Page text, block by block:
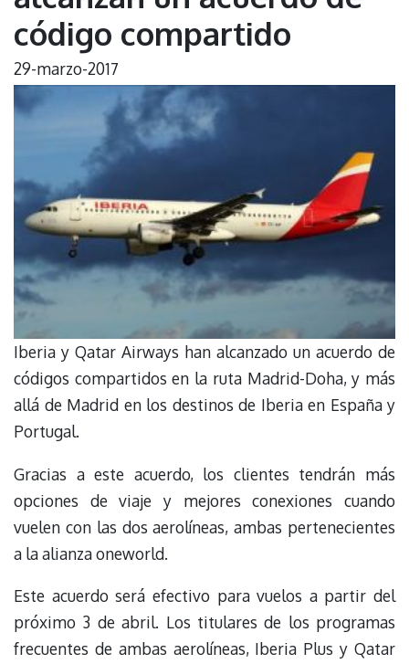
código compartido
29-marzo-2017
Iberia y Qatar Airways han alcanzado un acuerdo de
códigos compartidos en la ruta Madrid-Doha, y más
allá de Madrid en los destinos de Iberia en España y
Portugal.
Gracias a este acuerdo, los clientes tendrán más
opciones de viaje y mejores conexiones cuando
vuelen con las dos aerolíneas, ambas pertenecientes
a la alianza oneworld.
Este acuerdo será efectivo para vuelos a partir del
próximo 3 de abril. Los titulares de los programas
frecuentes de ambas aerolíneas, Iberia Plus y Qatar